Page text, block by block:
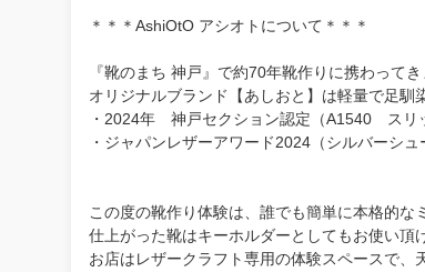
＊＊＊AshiOtO アシオトについて＊＊＊
『靴のまち 神戸』で約70年靴作りに携わってき
オリジナルブランド【あしおと】は軽量で足馴
・2024年 神戸セクション認定（A1540 スリ
・ジャパンレザーアワード2024（シルバーシュ
この度の靴作り体験は、誰でも簡単に本格的な
仕上がった靴はキーホルダーとしてもお使い頂
お店はレザークラフト専用の体験スペースで、